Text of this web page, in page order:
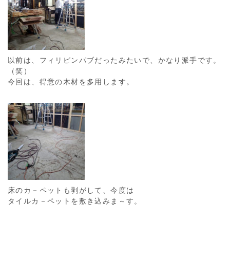
以前は、フィリピンパブだったみたいで、かなり派手です。
（笑）
今回は、得意の木材を多用します。
床のカ－ペットも剥がして、今度は
タイルカ－ペットを敷き込みま～す。